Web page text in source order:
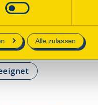
Alle zulassen
an.
Fördermaschinen
der